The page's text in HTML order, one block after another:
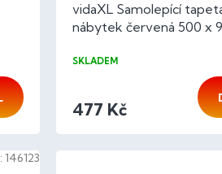
vidaXL Samolepící
nábytek červená 500 x
SKLADEM
477 Kč
146123